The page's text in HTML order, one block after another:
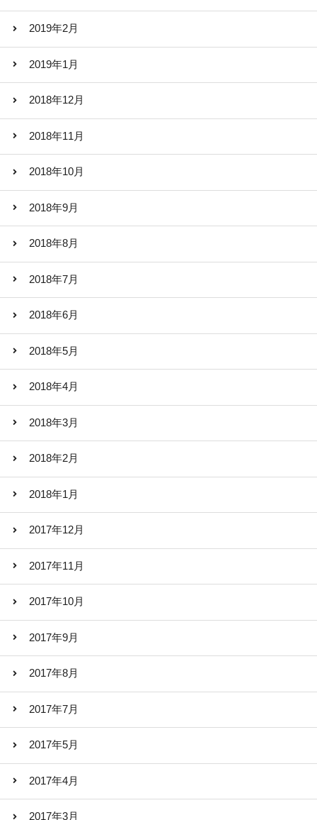
2019年2月
2019年1月
2018年12月
2018年11月
2018年10月
2018年9月
2018年8月
2018年7月
2018年6月
2018年5月
2018年4月
2018年3月
2018年2月
2018年1月
2017年12月
2017年11月
2017年10月
2017年9月
2017年8月
2017年7月
2017年5月
2017年4月
2017年3月